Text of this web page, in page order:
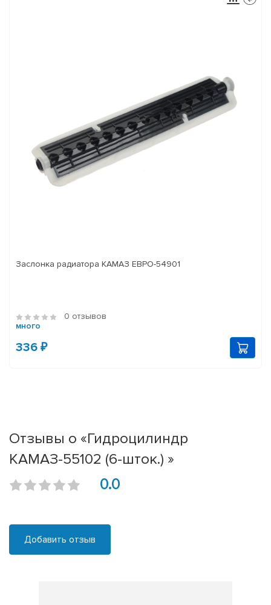
Заслонка радиатора КАМАЗ ЕВРО-54901
0 отзывов
много
336 ₽
Отзывы о «Гидроцилиндр
КАМАЗ-55102 (6-шток.) »
0.0
Добавить отзыв